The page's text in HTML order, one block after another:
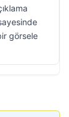
görsele